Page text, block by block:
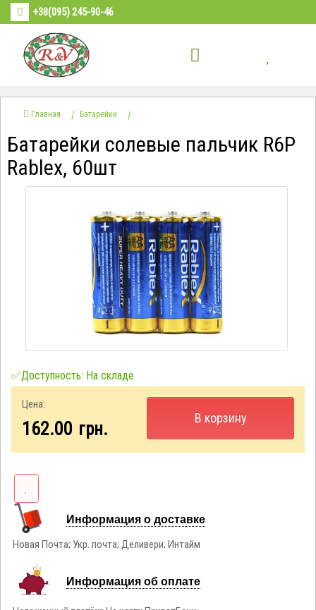
+38(095) 245-90-46
Главная Батарейки
Батарейки солевые пальчик R6Р
Rablex, 60шт
✅Доступность: На складе
Цена:
162.00 грн.
В корзину
Информация о доставке
Новая Почта; Укр. почта; Деливери; Интайм
Информация об оплате